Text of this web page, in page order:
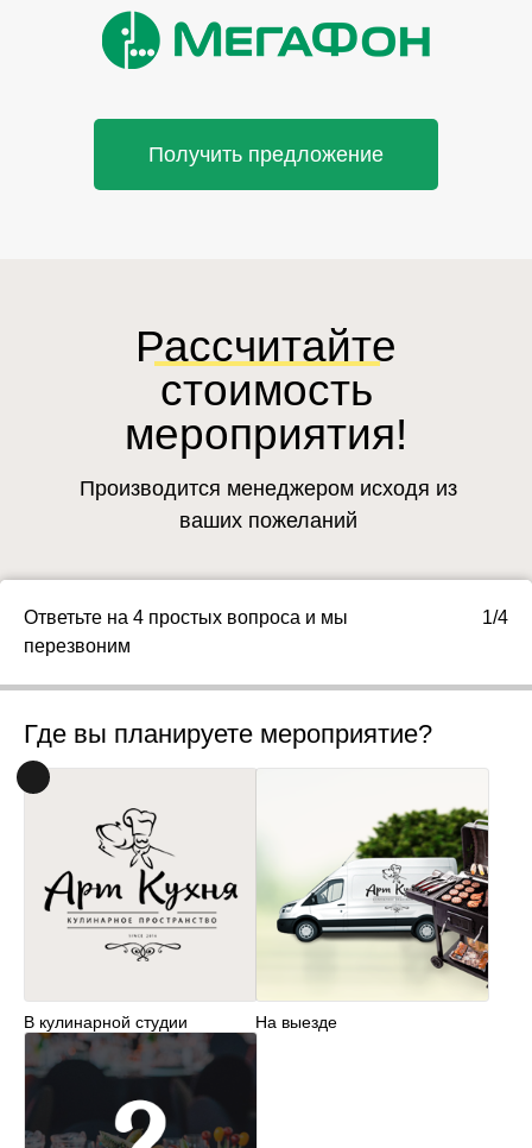
Получить предложение
Рассчитайте
стоимость
мероприятия!
Производится менеджером исходя из
ваших пожеланий
Ответьте на 4 простых вопроса и мы
перезвоним
1/4
Где вы планируете мероприятие?
В кулинарной студии На выезде